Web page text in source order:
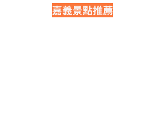
嘉義景點推薦